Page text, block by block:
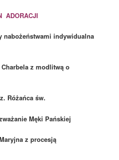
nabożeństwami indywidualna
z modlitwą o
Różańca św.
Męki Pańskiej
z procesją